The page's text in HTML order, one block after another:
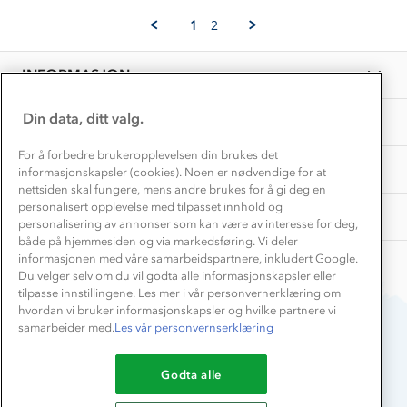
2
2025
1 2
INFORMASJON
Bedrift, barnehage og SFO
Presse
OM OSS
Samarbeide med oss?
TIPS OG RÅD
Store størrelser
Turmat oppskrifter
Beredskap
AKTIVITETER
Få turinspirasjon og tips her⛰
Overnatte utendørs⛺
Leirskole 🥾
Barnehageansatt
Tips til hyttetur
Du betaler enkelt med
Din data, ditt valg.
For å forbedre brukeropplevelsen din brukes det
informasjonskapsler (cookies). Noen er nødvendige for at
nettsiden skal fungere, mens andre brukes for å gi deg en
personalisert opplevelse med tilpasset innhold og
personalisering av annonser som kan være av interesse for deg,
både på hjemmesiden og via markedsføring. Vi deler
informasjonen med våre samarbeidspartnere, inkludert Google.
Du velger selv om du vil godta alle informasjonskapsler eller
tilpasse innstillingene. Les mer i vår personvernerklæring om
hvordan vi bruker informasjonskapsler og hvilke partnere vi
samarbeider med.Les vår personvernserklæring
Godta alle